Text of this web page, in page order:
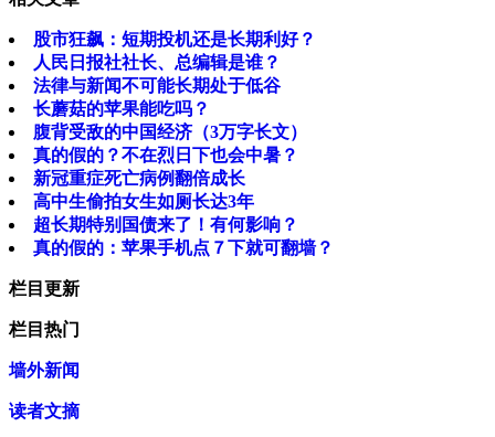
股市狂飙：短期投机还是长期利好？
人民日报社社长、总编辑是谁？
法律与新闻不可能长期处于低谷
长蘑菇的苹果能吃吗？
腹背受敌的中国经济（3万字长文）
真的假的？不在烈日下也会中暑？
新冠重症死亡病例翻倍成长
高中生偷拍女生如厕长达3年
超长期特别国债来了！有何影响？
真的假的：苹果手机点７下就可翻墙？
栏目更新
栏目热门
墙外新闻
读者文摘